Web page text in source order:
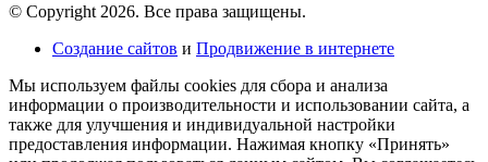
© Copyright 2026. Все права защищены.
Создание сайтов и Продвижение в интернете
Мы используем файлы cookies для сбора и анализа
информации о производительности и использовании сайта, а
также для улучшения и индивидуальной настройки
предоставления информации. Нажимая кнопку «Принять»